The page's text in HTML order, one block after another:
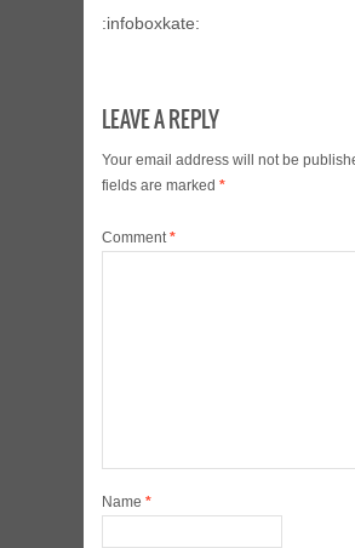
:infoboxkate:
LEAVE A REPLY
Your email address will not be
fields are marked *
Comment*
Name *